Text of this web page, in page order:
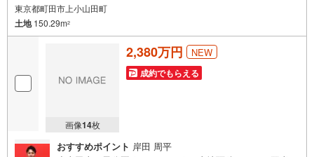
東京都町田市上小山田町
土地150.29m2
画像14枚
2,380万円 NEW
成約でもらえる
おすすめポイント 岸田 周平